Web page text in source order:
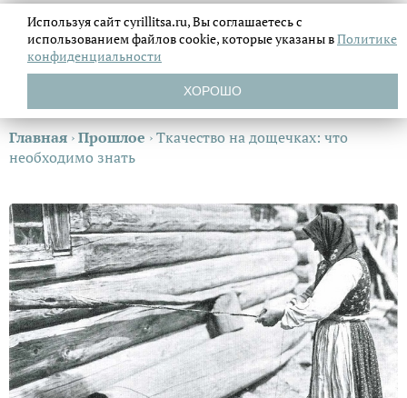
Главная ›Прошлое ›Ткачество на дощечках: что
необходимо знать
Используя сайт cyrillitsa.ru, Вы соглашаетесь с
использованием файловcookie, которые указаны вПолитике
конфиденциальности
ХОРОШО